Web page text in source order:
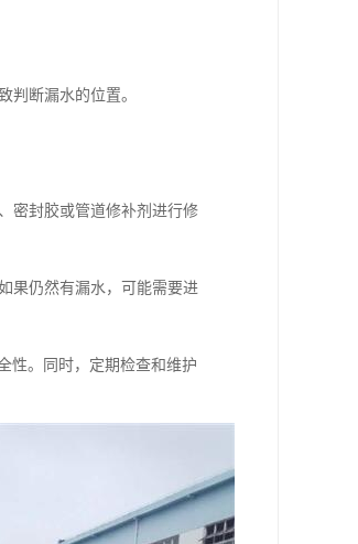
判断漏水的位置。
密封胶或管道修补剂进行修
果仍然有漏水，可能需要进
性。同时，定期检查和维护